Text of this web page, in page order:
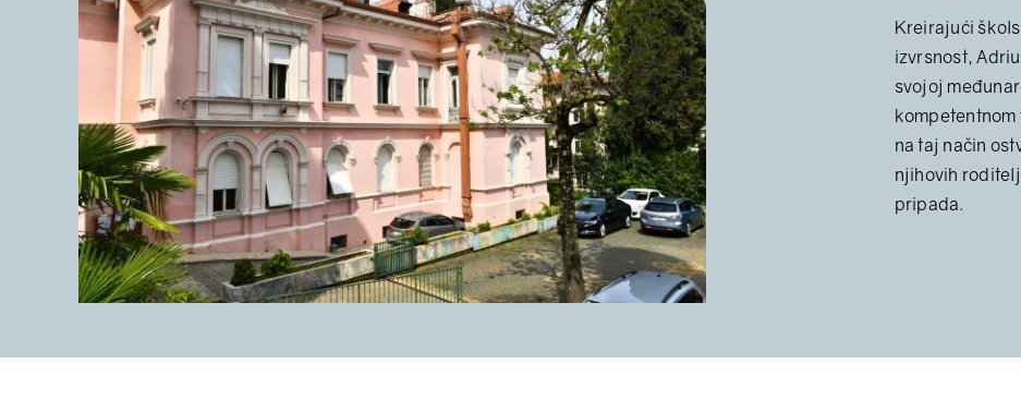
Kreirajući
izvrsnost,
svojoj
na taj način
njihovih
pripada.